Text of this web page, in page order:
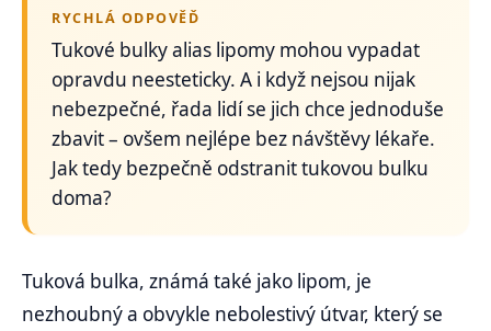
RYCHLÁ ODPOVĚĎ
Tukové bulky alias lipomy mohou vypadat
opravdu neesteticky. A i když nejsou nijak
nebezpečné, řada lidí se jich chce jednoduše
zbavit – ovšem nejlépe bez návštěvy lékaře.
Jak tedy bezpečně odstranit tukovou bulku
doma?
Tuková bulka, známá také jako lipom, je
nezhoubný a obvykle nebolestivý útvar, který se